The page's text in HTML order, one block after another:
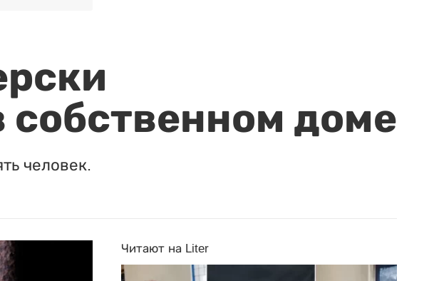
собственном доме
человек.
Читают на Liter